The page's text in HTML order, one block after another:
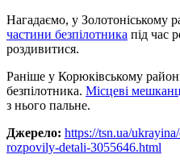
Нагадаємо, у Золотоніському
частини безпілотника під час
роздивитися.
Раніше у Корюківському
безпілотника. Місцеві
з нього пальне.
Джерело: https://tsn.ua/
rozpovily-detali-3055646.html